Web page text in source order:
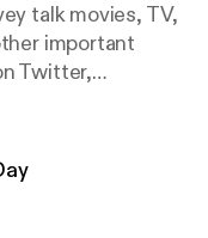
talk movies, TV,
important
Twitter,